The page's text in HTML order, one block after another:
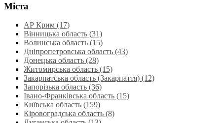
Міста
АР Крим (17)
Вінницька область (31)
Волинська область‎ (15)
Дніпропетровська область‎ (43)
Донецька область (28)
Житомирська область (15)
Закарпатська область (Закарпаття) (12)
Запорізька область (36)
Івано-Франківська область (15)
Київська область (159)
Кіровоградська область (8)